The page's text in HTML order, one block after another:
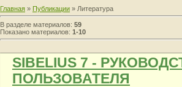
Главная » Публикации » Литература
В разделе материалов: 59
Показано материалов: 1-10
SIBELIUS 7 -
ПОЛЬЗОВАТЕЛЯ